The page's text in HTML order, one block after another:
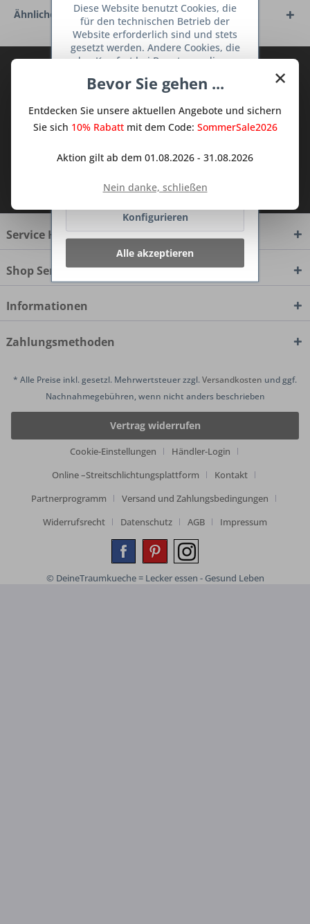
Ähnliche Artikel
TraumKüche Newsletter und verpassen
dem Traum Küchen - Shop.
zur Kenntnis genommen.
Service Hotline
Shop Service
Informationen
Zahlungsmethoden
* Alle Preise inkl. gesetzl. Mehrwertsteuer zzgl.Versandkosten und ggf.
Nachnahmegebühren, wenn nicht anders beschrieben
Vertrag widerrufen
Cookie-Einstellungen
Händler-Login
Online –Streitschlichtungsplattform
Kontakt
Partnerprogramm
Versand und Zahlungsbedingungen
Widerrufsrecht
Datenschutz AGB Impressum
© DeineTraumkueche = Lecker essen - Gesund Leben
×
Bevor Sie gehen ...
Entdecken Sie unsere aktuellen Angebote und sichern
Sie sich 10% Rabattmit dem Code: SommerSale2026
Aktion gilt ab dem 01.08.2026 - 31.08.2026
Nein danke, schließen
Diese Website benutzt Cookies, die
für den technischen Betrieb der
Website erforderlich sind und stets
gesetzt werden. Andere Cookies, die
den Komfort bei Benutzung dieser
dienen oder die Interaktion mit
Netzwerken vereinfachen sollen,
werden nur mit Ihrer Zustimmung
Ablehnen
Konfigurieren
Alle akzeptieren